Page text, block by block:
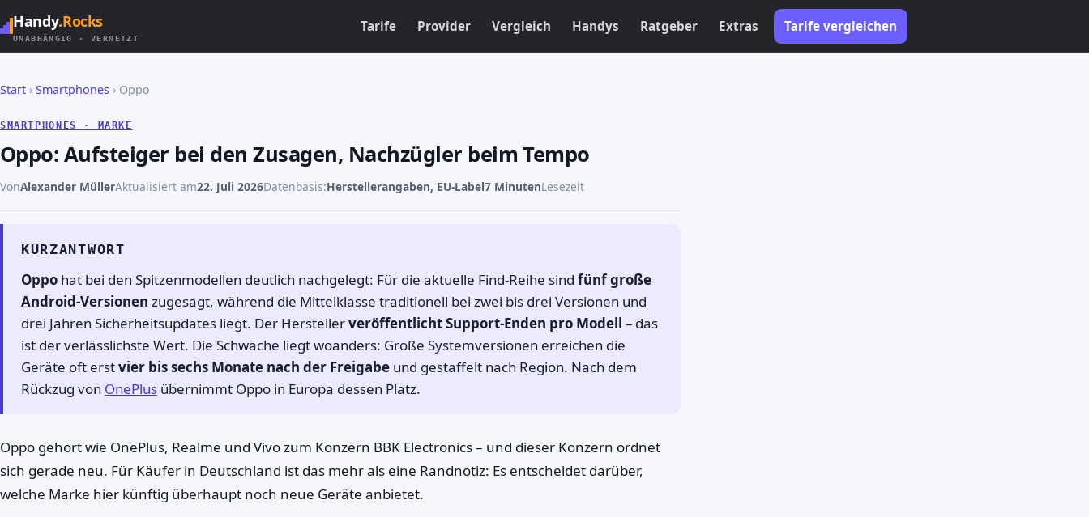
Handy.Rocks
UNABHÄNGIG · VERNETZT
Tarife Provider Vergleich Handys Ratgeber Extras Tarife vergleichen
Start › Smartphones › Oppo
SMARTPHONES · MARKE
Oppo: Aufsteiger bei den Zusagen, Nachzügler beim Tempo
VonAlexander MüllerAktualisiert am22. Juli 2026Datenbasis:Herstellerangaben, EU-Label7 MinutenLesezeit
KURZANTWORT
Oppo hat bei den Spitzenmodellen deutlich nachgelegt: Für die aktuelle Find-Reihe sind fünf große
Android-Versionen zugesagt, während die Mittelklasse traditionell bei zwei bis drei Versionen und
drei Jahren Sicherheitsupdates liegt. Der Herstellerveröffentlicht Support-Enden pro Modell – das
ist der verlässlichste Wert. Die Schwäche liegt woanders: Große Systemversionen erreichen die
Geräte oft erstvier bis sechs Monate nach der Freigabe und gestaffelt nach Region. Nach dem
Rückzug von OnePlus übernimmt Oppo in Europa dessen Platz.
Oppo gehört wie OnePlus, Realme und Vivo zum Konzern BBK Electronics – und dieser Konzern ordnet
sich gerade neu. Für Käufer in Deutschland ist das mehr als eine Randnotiz: Es entscheidet darüber,
welche Marke hier künftig überhaupt noch neue Geräte anbietet.